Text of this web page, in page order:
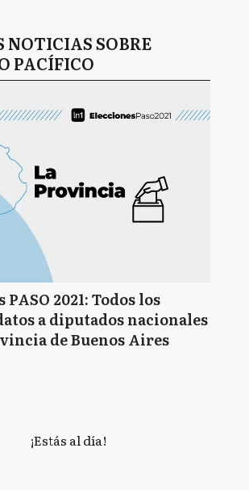
NOTICIAS SOBRE
PACÍFICO
2021: Todos los
a diputados nacionales
de Buenos Aires
¡Estás al día!